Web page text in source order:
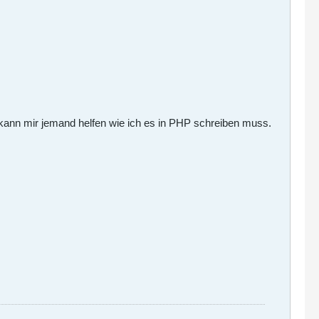
mir jemand helfen wie ich es in PHP schreiben muss.